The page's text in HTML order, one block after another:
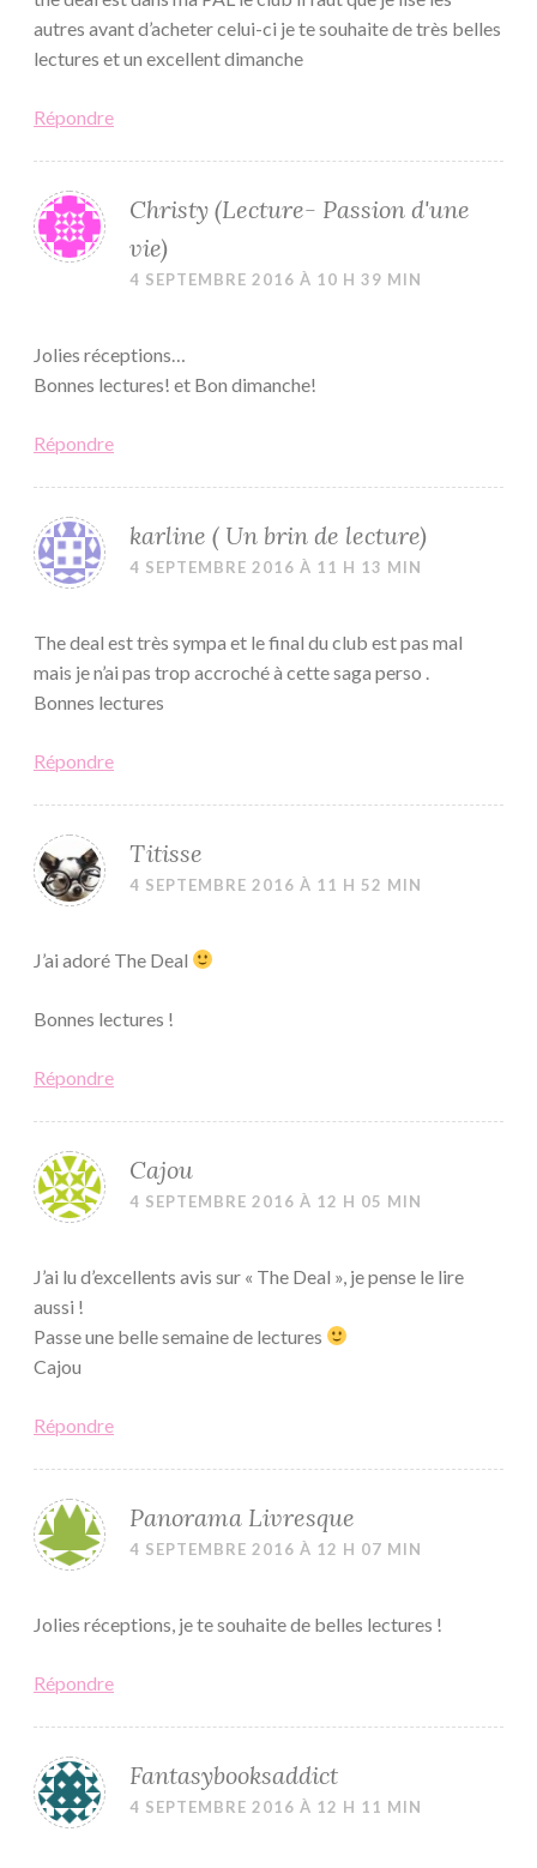
autres avant d’acheter celui-ci je te souhaite de très belles
lectures et un excellent dimanche
Répondre
Christy (Lecture- Passion d'une
vie)
4 SEPTEMBRE 2016 À 10 H 39 MIN
Jolies réceptions…
Bonnes lectures! et Bon dimanche!
Répondre
karline ( Un brin de lecture)
4 SEPTEMBRE 2016 À 11 H 13 MIN
The deal est très sympa et le final du club est pas mal
mais je n’ai pas trop accroché à cette saga perso .
Bonnes lectures
Répondre
Titisse
4 SEPTEMBRE 2016 À 11 H 52 MIN
J’ai adoré The Deal
Bonnes lectures !
Répondre
Cajou
4 SEPTEMBRE 2016 À 12 H 05 MIN
J’ai lu d’excellents avis sur « The Deal », je pense le lire
aussi !
Passe une belle semaine de lectures
Cajou
Répondre
Panorama Livresque
4 SEPTEMBRE 2016 À 12 H 07 MIN
Jolies réceptions, je te souhaite de belles lectures !
Répondre
Fantasybooksaddict
4 SEPTEMBRE 2016 À 12 H 11 MIN